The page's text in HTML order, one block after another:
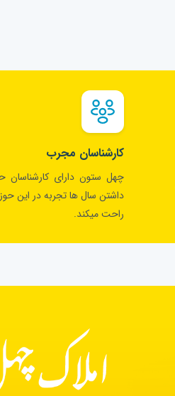
کارشناسان مجرب
چهل ستون دارای کارشناسان
داشتن سال ها تجربه در این
راحت میکند.